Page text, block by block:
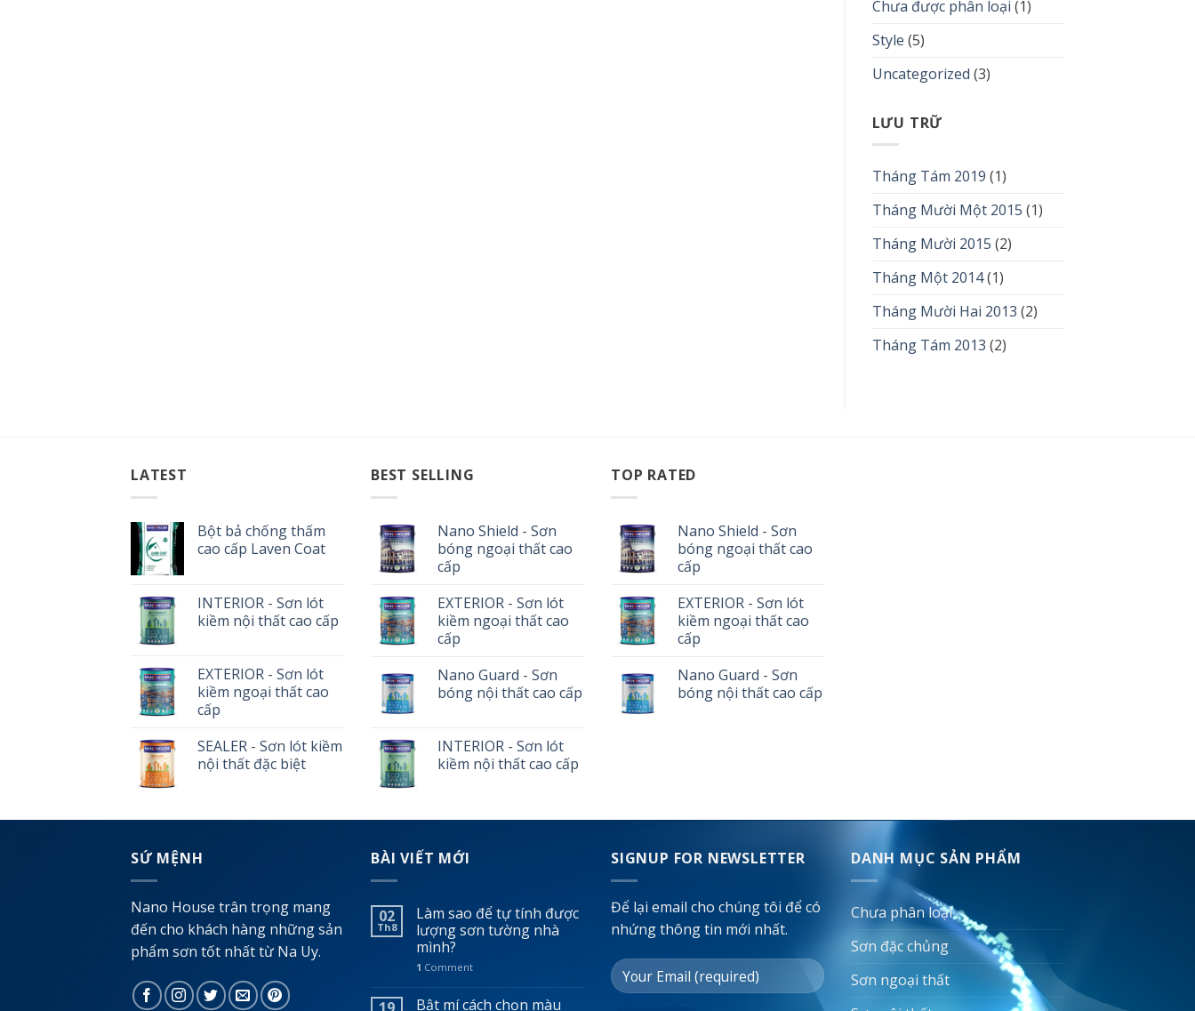
Chưa được phân loại (1)
Style (5)
Uncategorized (3)
LƯU TRỮ
Tháng Tám 2019 (1)
Tháng Mười Một 2015 (1)
Tháng Mười 2015 (2)
Tháng Một 2014(1)
Tháng Mười Hai 2013 (2)
Tháng Tám 2013 (2)
LATEST
Bột bả chống thấm
cao cấp Laven Coat
INTERIOR - Sơn lót
kiềm nội thất cao cấp
EXTERIOR - Sơn lót
kiềm ngoại thất cao
cấp
SEALER - Sơn lót kiềm
nội thất đặc biệt
BEST SELLING
Nano Shield - Sơn
bóng ngoại thất cao
cấp
EXTERIOR - Sơn lót
kiềm ngoại thất cao
cấp
Nano Guard - Sơn
bóng nội thất cao cấp
INTERIOR - Sơn lót
kiềm nội thất cao cấp
TOP RATED
Nano Shield - Sơn
bóng ngoại thất cao
cấp
EXTERIOR - Sơn lót
kiềm ngoại thất cao
cấp
Nano Guard - Sơn
bóng nội thất cao cấp
SỨ MỆNH
Nano House trân trọng mang
đến cho khách hàng những sản
phẩm sơn tốt nhất từ Na Uy.
BÀI VIẾT MỚI
02
Th8
Làm sao để tự tính được
lượng sơn tường nhà
mình?
1 Comment
19 Bật mí cách chọn màu
SIGNUP FOR NEWSLETTER
Để lại email cho chúng tôi để có
nhứng thông tin mới nhất.
DANH MỤC SẢN PHẨM
Chưa phân loại
Sơn đặc chủng
Sơn ngoại thất